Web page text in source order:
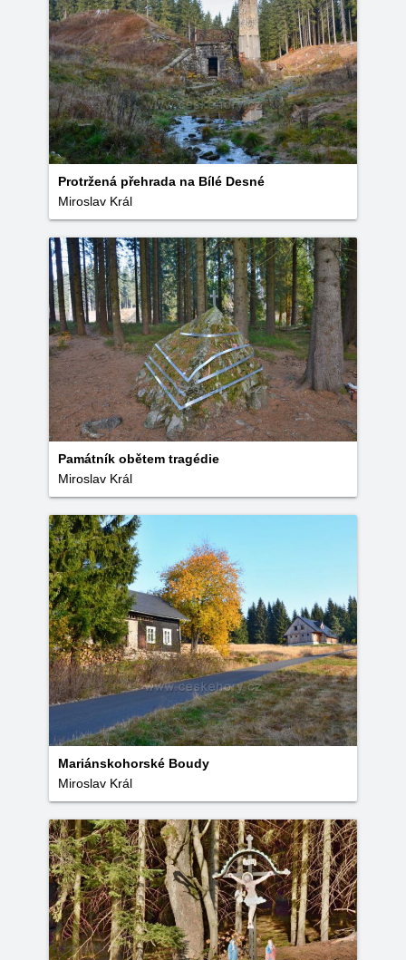
Protržená přehrada na Bílé Desné
Miroslav Král
Památník obětem tragédie
Miroslav Král
Mariánskohorské Boudy
Miroslav Král